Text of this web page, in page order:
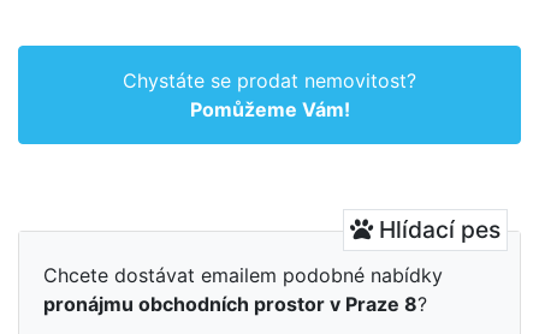
Chystáte se prodat nemovitost?
Pomůžeme Vám!
Hlídací pes
Chcete dostávat emailem podobné nabídky
pronájmu obchodních prostor v Praze 8?